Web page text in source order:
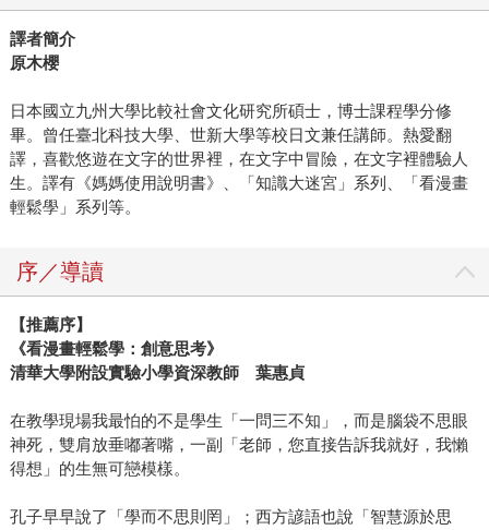
譯者簡介
原木櫻
日本國立九州大學比較社會文化研究所碩士，博士課程學分修
畢。曾任臺北科技大學、世新大學等校日文兼任講師。熱愛翻
譯，喜歡悠遊在文字的世界裡，在文字中冒險，在文字裡體驗人
生。譯有《媽媽使用說明書》、「知識大迷宮」系列、「看漫畫
輕鬆學」系列等。
序／導讀
【推薦序】
《看漫畫輕鬆學：創意思考》
清華大學附設實驗小學資深教師 葉惠貞
在教學現場我最怕的不是學生「一問三不知」，而是腦袋不思眼
神死，雙肩放垂嘟著嘴，一副「老師，您直接告訴我就好，我懶
得想」的生無可戀模樣。
孔子早早說了「學而不思則罔」；西方諺語也說「智慧源於思